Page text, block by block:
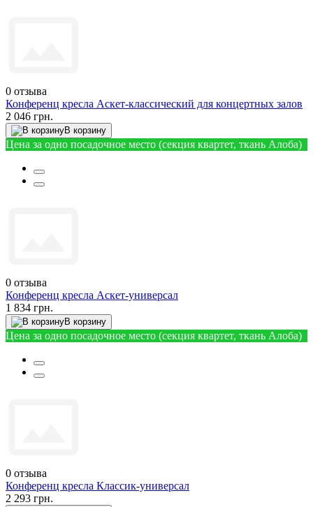
0 отзыва
Конференц кресла Аскет-классический для концертных залов
2 046 грн.
В корзину
Цена за одно посадочное место (секция квартет, ткань Алоба)
0 отзыва
Конференц кресла Аскет-универсал
1 834 грн.
В корзину
Цена за одно посадочное место (секция квартет, ткань Алоба)
0 отзыва
Конференц кресла Классик-универсал
2 293 грн.